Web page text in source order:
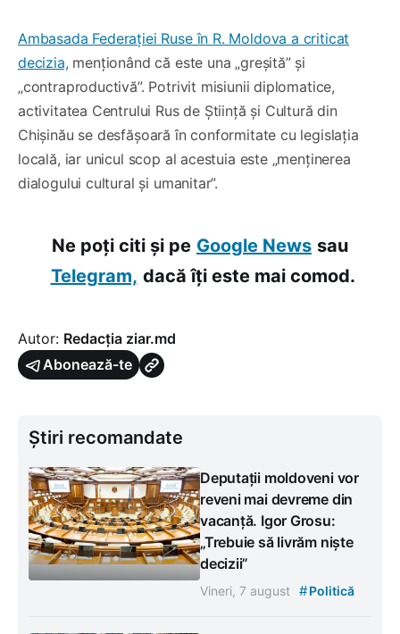
Ambasada Federației Ruse în R. Moldova a criticat
decizia,menționând că este una „greșită” și
„contraproductivă”. Potrivit misiunii diplomatice,
activitatea Centrului Rus de Știință și Cultură din
Chișinău se desfășoară în conformitate cu legislația
locală, iar unicul scop al acestuia este „menținerea
dialogului cultural și umanitar”.
Ne poți citi și pe Google News sau
Telegram, dacă îți este mai comod.
Autor: Redacția ziar.md
Abonează-te
Știri recomandate
Deputații moldoveni vor
reveni mai devreme din
vacanță. Igor Grosu:
„Trebuie să livrăm niște
decizii”
Vineri, 7 august #Politică